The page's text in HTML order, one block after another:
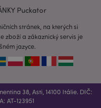
Puckator
stránek, na kterých si
zboží a zákaznický servis je
jazyce.
38, Asti, 14100 Itálie. DIČ:
AT-123951
Adobe Inc.
www.puckator.cz
PHP.net
.www.puckator.cz